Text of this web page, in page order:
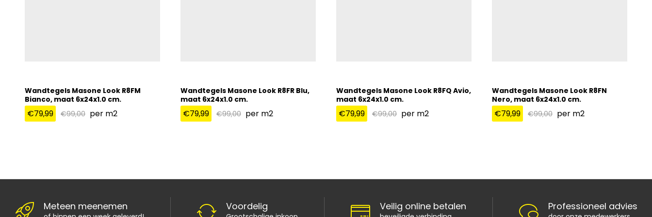
Wandtegels Masone Look R8FM
Bianco, maat 6x24x1.0 cm.
€79,99 €99,00 per m2
Wandtegels Masone Look R8FR Blu,
maat 6x24x1.0 cm.
€79,99 €99,00 per m2
Wandtegels Masone Look R8FQ Avio,
maat 6x24x1.0 cm.
€79,99 €99,00 per m2
Wandtegels Masone Look R8FN
Nero, maat 6x24x1.0 cm.
€79,99 €99,00 per m2
Meteen meenemen Voordelig Veilig online betalen Professioneel advies